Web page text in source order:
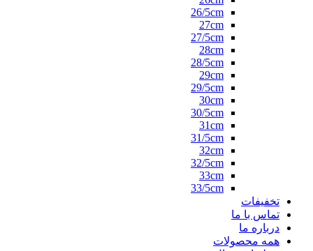
26/5cm
27cm
27/5cm
28cm
28/5cm
29cm
29/5cm
30cm
30/5cm
31cm
31/5cm
32cm
32/5cm
33cm
33/5cm
تخفیفات
تماس با ما
درباره ما
همه محصولات